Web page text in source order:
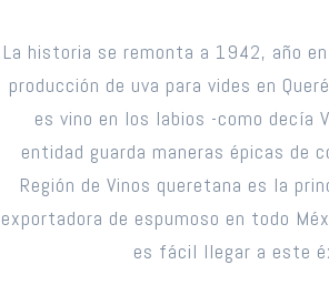
La historia se remonta a 1942, año
producción de uva para vides en
es vino en los labios -como decía
entidad guarda maneras épicas de
Región de Vinos queretana es la
exportadora de espumoso en todo
es fácil llegar a este